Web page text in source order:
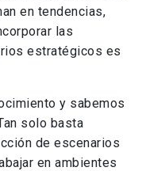
en tendencias,
las
estratégicos es
y sabemos
solo basta
de escenarios
en ambientes